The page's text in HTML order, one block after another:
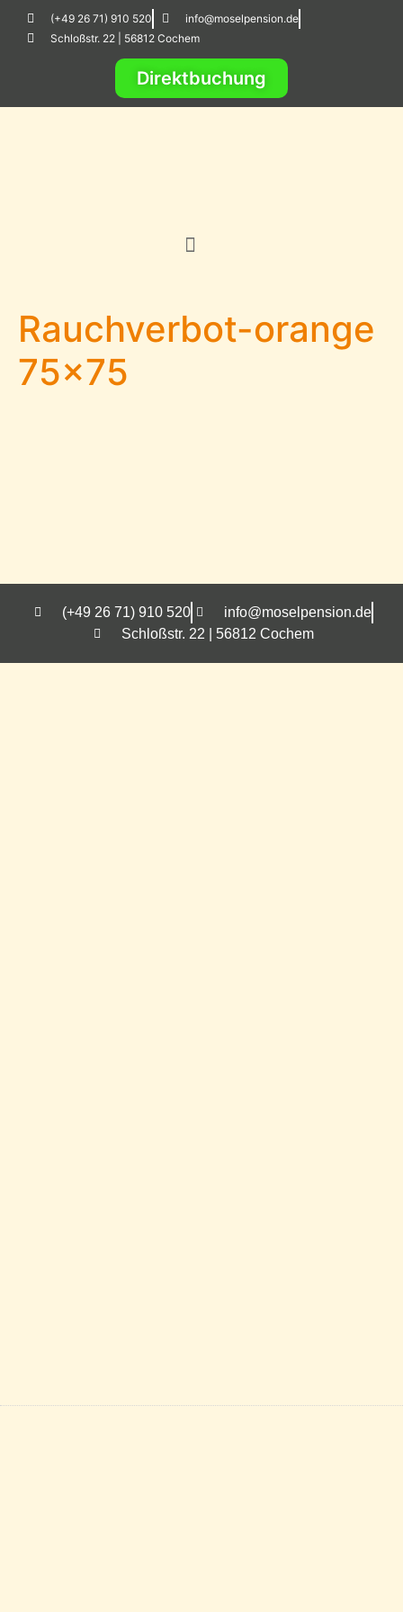
(+49 26 71) 910 520
info@moselpension.de
Schloßstr. 22 | 56812 Cochem
Direktbuchung
Rauchverbot-orange
75×75
(+49 26 71) 910 520
info@moselpension.de
Schloßstr. 22 | 56812 Cochem